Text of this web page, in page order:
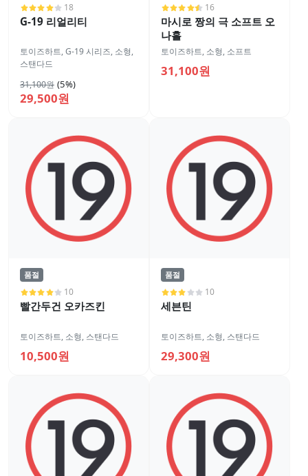
18
G-19 리얼리티
토이즈하트,G-19 시리즈, 소형,
스탠다드
31,100원 (5%)
29,500원
16
마시로 짱의 극 소프트 오
나홀
토이즈하트, 소형, 소프트
31,100원
품절
10
빨간두건 오카즈킨
토이즈하트, 소형, 스탠다드
10,500원
품절
10
세븐틴
토이즈하트, 소형, 스탠다드
29,300원